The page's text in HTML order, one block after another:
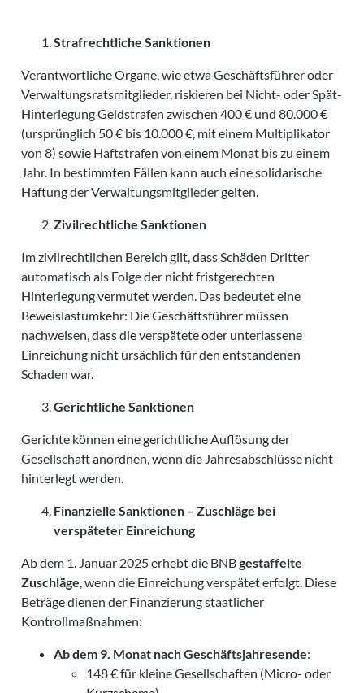
Strafrechtliche Sanktionen
Verantwortliche Organe, wie etwa Geschäftsführer oder
Verwaltungsratsmitglieder, riskieren bei Nicht- oder Spät-
Hinterlegung Geldstrafen zwischen 400 € und 80.000 €
(ursprünglich 50 € bis 10.000 €, mit einem Multiplikator
von 8) sowie Haftstrafen von einem Monat bis zu einem
Jahr. In bestimmten Fällen kann auch eine solidarische
Haftung der Verwaltungsmitglieder gelten.
Zivilrechtliche Sanktionen
Im zivilrechtlichen Bereich gilt, dass Schäden Dritter
automatisch als Folge der nicht fristgerechten
Hinterlegung vermutet werden. Das bedeutet eine
Beweislastumkehr: Die Geschäftsführer müssen
nachweisen, dass die verspätete oder unterlassene
Einreichung nicht ursächlich für den entstandenen
Schaden war.
Gerichtliche Sanktionen
Gerichte können eine gerichtliche Auflösung der
Gesellschaft anordnen, wenn die Jahresabschlüsse nicht
hinterlegt werden.
Finanzielle Sanktionen – Zuschläge bei
verspäteter Einreichung
Ab dem 1. Januar 2025 erhebt die BNBgestaffelte
Zuschläge, wenn die Einreichung verspätet erfolgt. Diese
Beträge dienen der Finanzierung staatlicher
Kontrollmaßnahmen:
Ab dem 9. Monat nach Geschäftsjahresende:
148 € für kleine Gesellschaften (Micro- oder